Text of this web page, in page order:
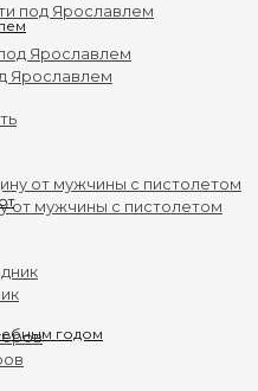
под Ярославлем
Ярославлем
от мужчины с пистолетом